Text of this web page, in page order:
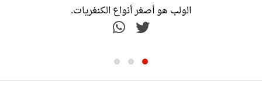
يتنفس الولب من خلال جلده لبضعة